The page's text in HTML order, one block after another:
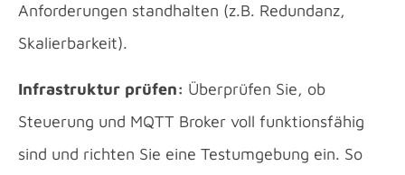
Anforderungen standhalten (z.B. Redundanz,
Skalierbarkeit).
Infrastruktur prüfen: Überprüfen Sie, ob
Steuerung und MQTT Broker voll funktionsfähig
sind und richten Sie eine Testumgebung ein. So